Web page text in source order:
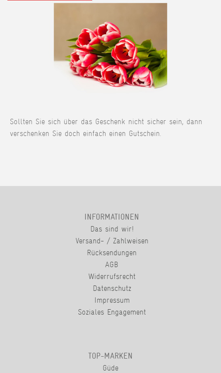
Sollten Sie sich über das Geschenk nicht sicher sein, dann
verschenken Sie doch einfach einen Gutschein.
INFORMATIONEN
Das sind wir!
Versand- / Zahlweisen
Rücksendungen
AGB
Widerrufsrecht
Datenschutz
Impressum
Soziales Engagement
TOP-MARKEN
Güde